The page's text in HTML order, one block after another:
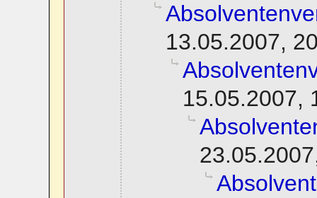
13.05.2007,
15.05.2007,